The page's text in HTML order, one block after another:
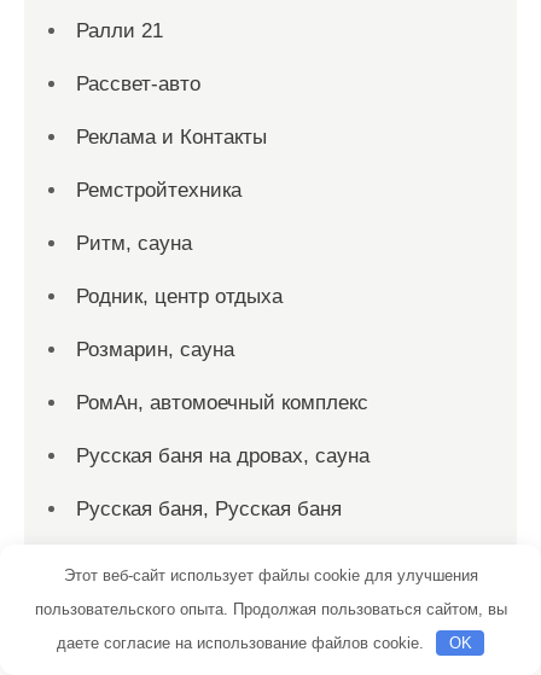
Ралли 21
Рассвет-авто
Реклама и Контакты
Ремстройтехника
Ритм, сауна
Родник, центр отдыха
Розмарин, сауна
РомАн, автомоечный комплекс
Русская баня на дровах, сауна
Русская баня, Русская баня
Русский дух, баня
Этот веб-сайт использует файлы cookie для улучшения
пользовательского опыта. Продолжая пользоваться сайтом, вы
даете согласие на использование файлов cookie.
OK